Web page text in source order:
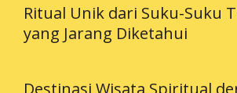
Ritual Unik dari Suku-Suku
yang Jarang Diketahui
Destinasi Wisata Spiritual